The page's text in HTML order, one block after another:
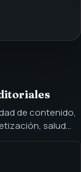
de contenido,
salud
conecta la
para citación